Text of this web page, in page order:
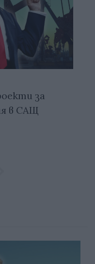
за
в САЩ